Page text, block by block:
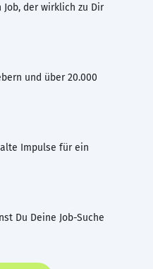
Job, der wirklich zu Dir
und über 20.000
Impulse für ein
Du Deine Job-Suche